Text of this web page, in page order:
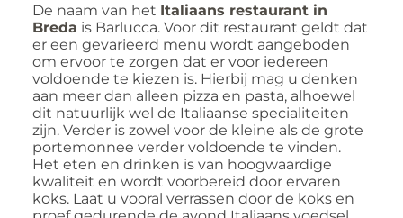
De naam van het Italiaans restaurant in
Breda is Barlucca. Voor dit restaurant geldt dat
er een gevarieerd menu wordt aangeboden
om ervoor te zorgen dat er voor iedereen
voldoende te kiezen is. Hierbij mag u denken
aan meer dan alleen pizza en pasta, alhoewel
dit natuurlijk wel de Italiaanse specialiteiten
zijn. Verder is zowel voor de kleine als de grote
portemonnee verder voldoende te vinden.
Het eten en drinken is van hoogwaardige
kwaliteit en wordt voorbereid door ervaren
koks. Laat u vooral verrassen door de koks en